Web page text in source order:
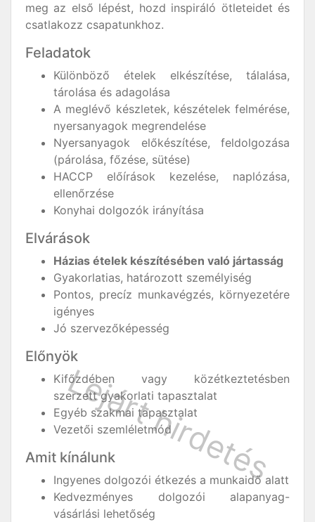
meg az első lépést, hozd inspiráló ötleteidet és
csatlakozz csapatunkhoz.
Feladatok
Különböző ételek elkészítése, tálalása,
tárolása és adagolása
A meglévő készletek, készételek felmérése,
nyersanyagok megrendelése
Nyersanyagok előkészítése, feldolgozása
(párolása, főzése, sütése)
HACCP előírások kezelése, naplózása,
ellenőrzése
Konyhai dolgozók irányítása
Elvárások
Házias ételek készítésében való jártasság
Gyakorlatias, határozott személyiség
Pontos, precíz munkavégzés, környezetére
igényes
Jó szervezőképesség
Előnyök
Kifőzdében vagy közétkeztetésben
szerzett gyakorlati tapasztalat
Egyéb szakmai tapasztalat
Vezetői szemléletmód
Amit kínálunk
Ingyenes dolgozói étkezés a munkaidő alatt
Kedvezményes dolgozói alapanyag-
vásárlási lehetőség